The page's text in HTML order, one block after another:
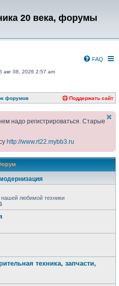
20 века, форумы
FAQ
авг 08, 2026 2:57 am
форумов Поддержать сайт
надо регистрироваться. Старые
http://www.rt22.mybb3.ru
любимой техники
техника, запчасти,